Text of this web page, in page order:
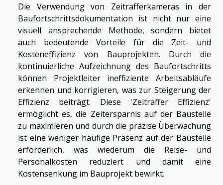
Die Verwendung von Zeitrafferkameras in der
Baufortschrittsdokumentation ist nicht nur eine
visuell ansprechende Methode, sondern bietet
auch bedeutende Vorteile für die Zeit- und
Kosteneffizienz von Bauprojekten. Durch die
kontinuierliche Aufzeichnung des Baufortschritts
können Projektleiter ineffiziente Arbeitsabläufe
erkennen und korrigieren, was zur Steigerung der
Effizienz beiträgt. Diese 'Zeitraffer Effizienz'
ermöglicht es, die Zeitersparnis auf der Baustelle
zu maximieren und durch die präzise Überwachung
ist eine weniger häufige Präsenz auf der Baustelle
erforderlich, was wiederum die Reise- und
Personalkosten reduziert und damit eine
Kostensenkung im Bauprojekt bewirkt.